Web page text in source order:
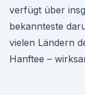
verfügt über
bekannteste
vielen Ländern
Hanftee –